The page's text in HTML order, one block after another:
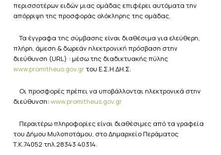
περισσοτέρων ειδών μιας ομάδας επιφέρει αυτόματα την
απόρριψη της προσφοράς ολόκληρης της ομάδας.
Τα έγγραφα της σύμβασης είναι διαθέσιμα για ελεύθερη,
πλήρη, άμεση & δωρεάν ηλεκτρονική πρόσβαση στην
διεύθυνση (URL) : μέσω της διαδικτυακής πύλης
www.promitheus.gov.grτου Ε.Σ.Η.ΔΗ.Σ.
Οι προσφορές πρέπει να υποβάλλονται ηλεκτρονικά στην
διεύθυνση: www.promitheus.gov.gr
Περαιτέρω πληροφορίες είναι διαθέσιμες από τα γραφεία
του Δήμου Μυλοποτάμου, στο Δημαρχείο Περάματος
Τ.Κ.74052 τηλ.28343 40314.